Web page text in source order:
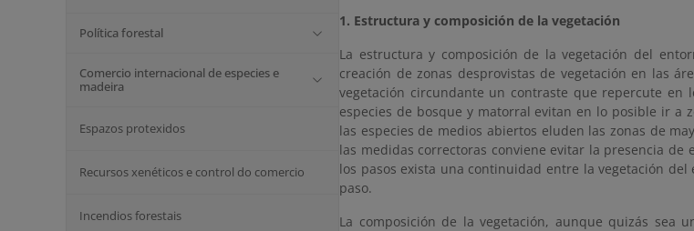
Política forestal
Comercio internacional de especies e
madeira
Espazos protexidos
Recursos xenéticos e control do comercio
Incendios forestais
1. Estructura y composición de la vegetación
La estructura y composición de la vegetación del
creación de zonas desprovistas de vegetación en las
vegetación circundante un contraste que repercute en
especies de bosque y matorral evitan en lo posible ir a
las especies de medios abiertos eluden las zonas de
las medidas correctoras conviene evitar la presencia
los pasos exista una continuidad entre la vegetación
paso.
La composición de la vegetación, aunque quizás sea